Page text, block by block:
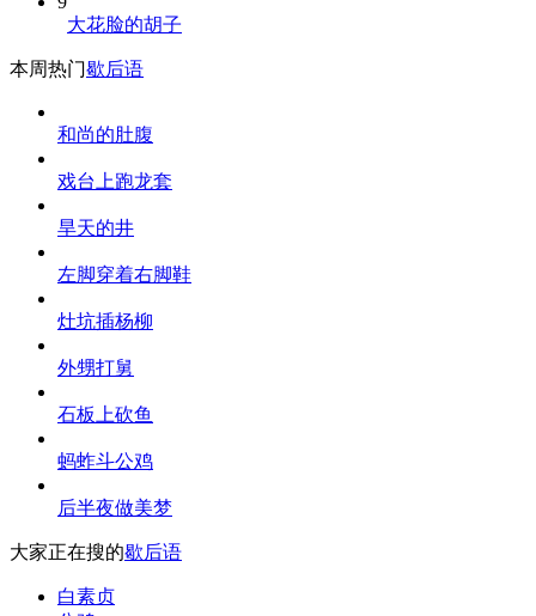
大花脸的胡子
本周热门歇后语
和尚的肚腹
戏台上跑龙套
旱天的井
左脚穿着右脚鞋
灶坑插杨柳
外甥打舅
石板上砍鱼
蚂蚱斗公鸡
后半夜做美梦
大家正在搜的歇后语
白素贞